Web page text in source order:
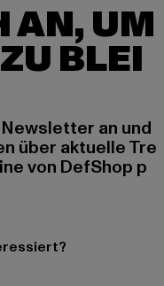
AN, UM
BLEI
an und
über aktuelle Tre
von DefShop p